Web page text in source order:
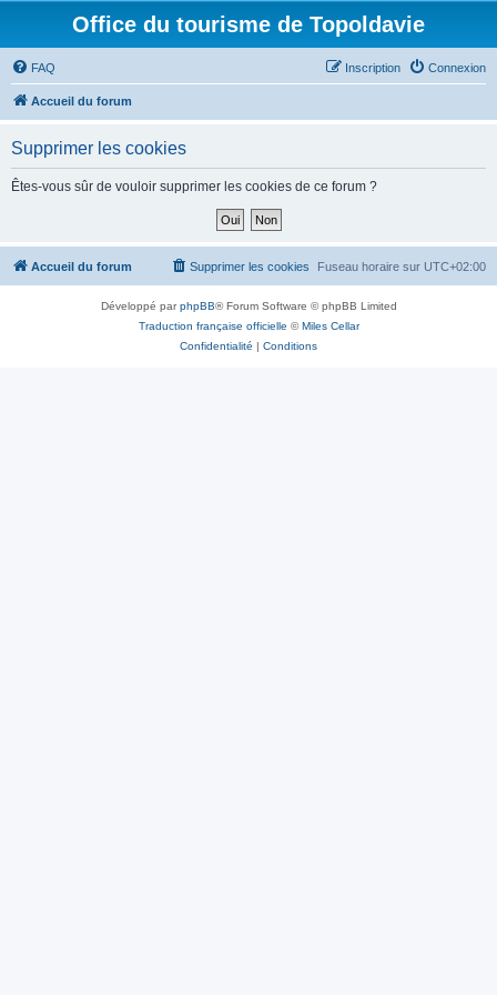
Office du tourisme de Topoldavie
FAQ Connexion
Inscription
Accueil du forum
Supprimer les cookies
Êtes-vous sûr de vouloir supprimer les cookies de ce forum ?
Accueil du forum Fuseau horaire sur UTC+02:00
Supprimer les cookies
Développé parphpBB® Forum Software © phpBB Limited
Traduction française officielle ©Miles Cellar
Confidentialité | Conditions